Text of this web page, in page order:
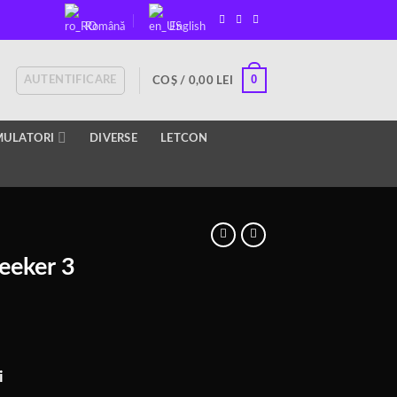
Română English
AUTENTIFICARE COȘ / 0,00 LEI 0
DIVERSE LETCON
3